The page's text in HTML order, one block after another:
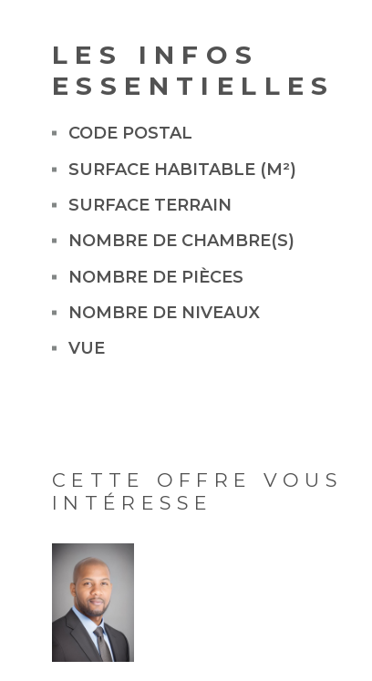
LES INFOS
ESSENTIELLES
Caractérisque Valeurs
CODE POSTAL
SURFACE HABITABLE (M²)
SURFACE TERRAIN
NOMBRE DE CHAMBRE(S)
NOMBRE DE PIÈCES
NOMBRE DE NIVEAUX
VUE
CETTE OFFRE VOUS
INTÉRESSE